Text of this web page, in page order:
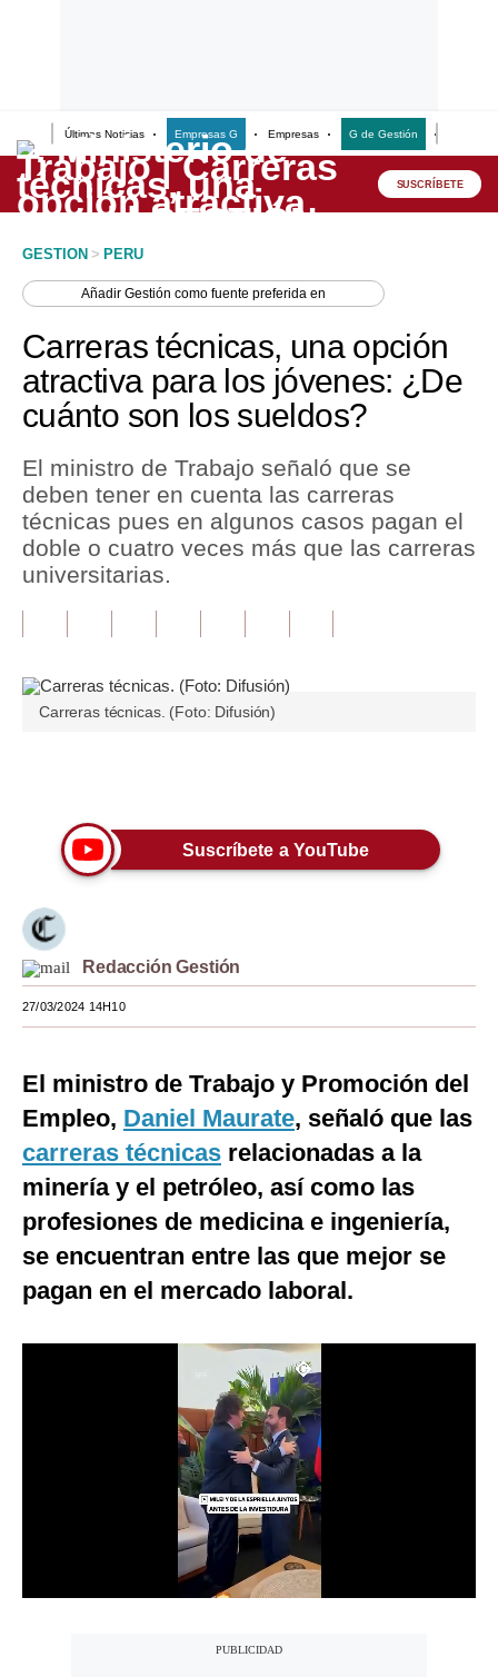
Últimas Noticias Empresas G Empresas G de Gestión
Lo último
Peru Quiosco
Economía
Mercados
Política
Tu Dinero
Finanzas Personales
Opinión
Blogs
Lujo
Viajes
Moda
Estilos
Mundo
EEUU
España
Internacional
Tecnología
SUSCRÍBETE
GESTION > PERU
AñadirGestión como fuente preferida en
Carreras técnicas, una opción
atractiva para los jóvenes: ¿De
cuánto son los sueldos?
El ministro de Trabajo señaló que se
deben tener en cuenta las carreras
técnicas pues en algunos casos pagan el
doble o cuatro veces más que las carreras
universitarias.
Carreras técnicas. (Foto: Difusión)
Suscríbete a YouTube
Redacción Gestión
27/03/2024 14H10
El ministro de Trabajo y Promoción del
Empleo, Daniel Maurate, señaló que las
carreras técnicas relacionadas a la
minería y el petróleo, así como las
profesiones de medicina e ingeniería,
se encuentran entre las que mejor se
pagan en el mercado laboral.